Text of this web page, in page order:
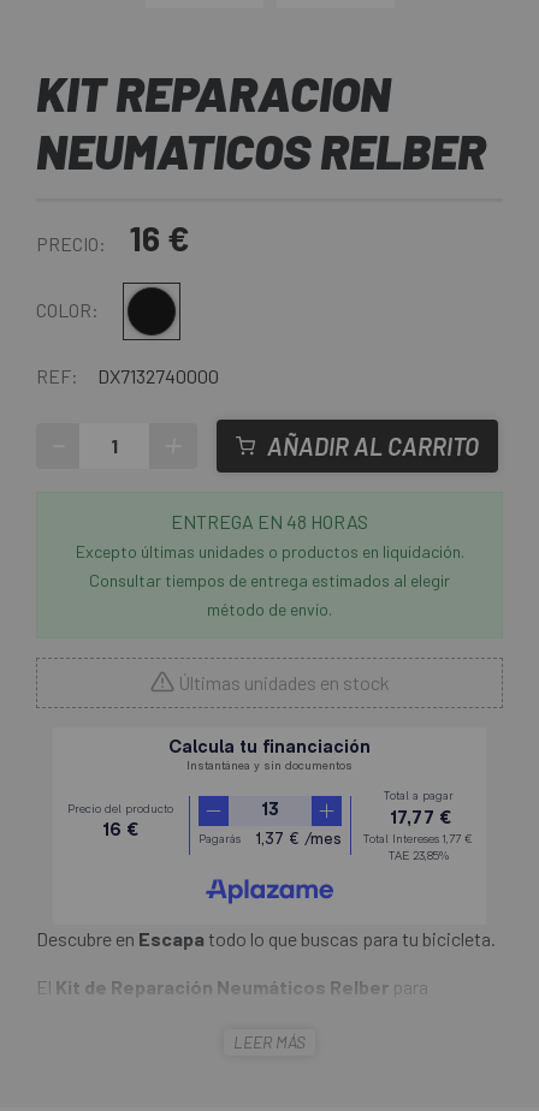
KIT REPARACION
NEUMATICOS RELBER
PRECIO: 16 €
COLOR: Negro
REF: DX7132740000
AÑADIR AL CARRITO
ENTREGA EN 48 HORAS
Excepto últimas unidades o productos en liquidación.
Consultar tiempos de entrega estimados al elegir
método de envío.
Últimas unidades en stock
Descubre en Escapa todo lo que buscas para tu bicicleta.
El Kit de Reparación Neumáticos Relber para
herramientas de colocación (un pulidor y una aguja de
LEER MÁS